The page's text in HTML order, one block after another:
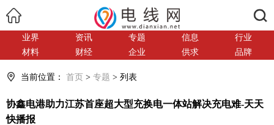
业界 资讯 专题 信息
行业
材料
财经 企业 供求 品牌
当前位置： 首页 > 专题 > 列表
协鑫电港助力江苏首座超大型充换电一体站解决充电难-天天
快播报